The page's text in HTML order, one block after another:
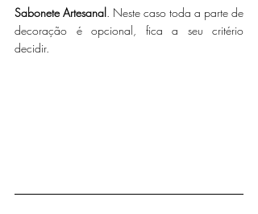
Sabonete Artesanal . Neste caso toda a parte de
decoração é opcional, fica a seu critério
decidir.